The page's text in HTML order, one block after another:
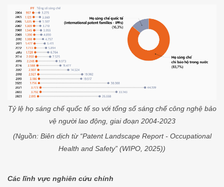
Tỷ lệ họ sáng chế quốc tế so với tổng số sáng chế công nghệ bảo
vệ người lao động, giai đoạn 2004-2023
(Nguồn: Biên dịch từ “Patent Landscape Report - Occupational
Health and Safety” (WIPO, 2025))
Các lĩnh vực nghiên cứu chính